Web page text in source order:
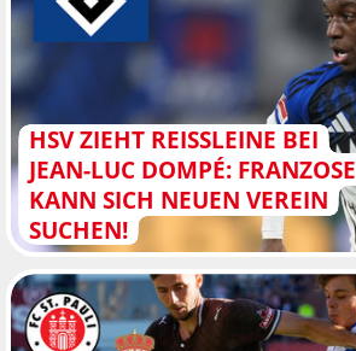
HSV ZIEHT REISSLEINE BEI J
EAN-LUC DOMPÉ: FRANZOSE K
ANN SICH NEUEN VEREIN S
UCHEN!